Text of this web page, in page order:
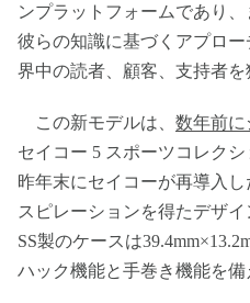
ンプラットフォームであり
彼らの知識に基づくアプロ
界中の読者、顧客、支持者を
この新モデルは、 数年前に
セイコー 5 スポーツコレク
昨年末にセイコーが再導入
スピレーションを得たデザイ
SS製のケースは
ハック機能と手巻き機能を備